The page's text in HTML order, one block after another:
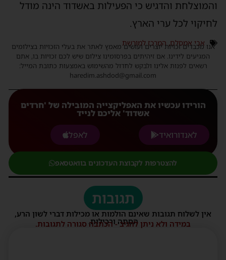
והמוצלחת והדגיש כי הפעילות באשדוד הינה מודל
לחיקוי לכל ערי הארץ.
אבי אמסלם,המרכז למורשת
אנו מכבדים זכויות יוצרים ועושים מאמץ לאתר את בעלי הזכויות בצילומים
המגיעים לידינו. אם זיהיתים בפרסומינו צילום שיש לכם זכויות בו, אתם
רשאים לפנות אלינו ולבקש לחדול מהשימוש באמצעות כתובת המייל:
haredim.ashdod@gmail.com
הורידו עכשיו את האפליקצייה המובילה של 'חרדים
אשדוד' אליכם לנייד
לאנדורואיד
לאפל
להצטרפות לקבוצת העדכונים בוואטסאפ
תגובות
אין לשלוח תגובות שאינם הולמות או מכילות דברי לשון הרע,
הסתה ורכילות.
במידה ולא ניתן להגיב - הכתבה סגורה לתגובות.